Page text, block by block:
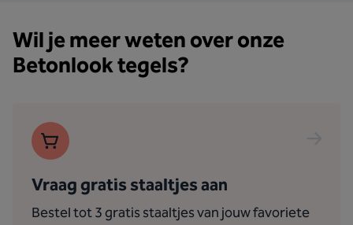
Wil je meer weten over onze
Betonlook tegels?
Vraag gratis staaltjes aan
Bestel tot 3 gratis staaltjes van jouw favoriete